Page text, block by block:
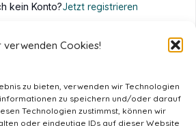
verwenden Cookies!
zu bieten, verwenden wir Technologien
zu speichern und/oder darauf
Technologien zustimmst, können wir
oder eindeutige IDs auf dieser Website
kein Konto?Jetzt registrieren